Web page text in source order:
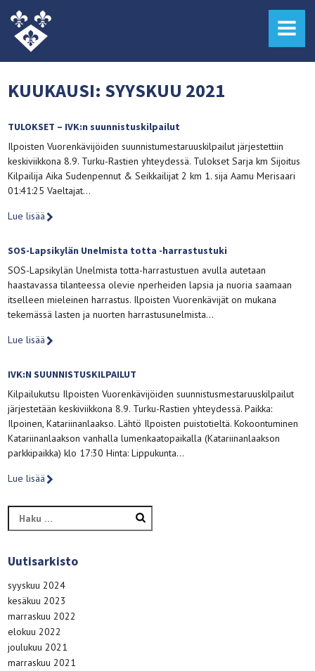
MENU
KUUKAUSI: SYYSKUU 2021
TULOKSET – IVK:n suunnistuskilpailut
Ilpoisten Vuorenkävijöiden suunnistumestaruuskilpailut järjestettiin
keskiviikkona 8.9. Turku-Rastien yhteydessä. Tulokset Sarja km Sijoitus
Kilpailija Aika Sudenpennut & Seikkailijat 2 km 1. sija Aamu Merisaari
01:41:25 Vaeltajat…
Lue lisää
SOS-Lapsikylän Unelmista totta -harrastustuki
SOS-Lapsikylän Unelmista totta-harrastustuen avulla autetaan
haastavassa tilanteessa olevie nperheiden lapsia ja nuoria saamaan
itselleen mieleinen harrastus. Ilpoisten Vuorenkävijät on mukana
tekemässä lasten ja nuorten harrastusunelmista…
Lue lisää
IVK:N SUUNNISTUSKILPAILUT
Kilpailukutsu Ilpoisten Vuorenkävijöiden suunnistusmestaruuskilpailut
järjestetään keskiviikkona 8.9. Turku-Rastien yhteydessä. Paikka:
Ilpoinen, Katariinanlaakso. Lähtö Ilpoisten puistotieltä. Kokoontuminen
Katariinanlaakson vanhalla lumenkaatopaikalla (Katariinanlaakson
parkkipaikka) klo 17:30 Hinta: Lippukunta…
Lue lisää
Haku:
Uutisarkisto
syyskuu 2024
kesäkuu 2023
marraskuu 2022
elokuu 2022
joulukuu 2021
marraskuu 2021